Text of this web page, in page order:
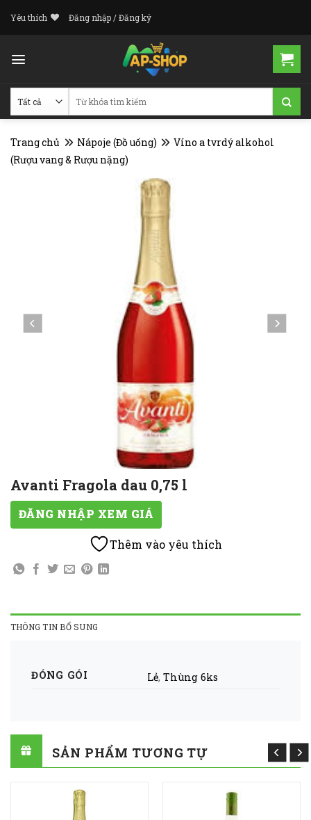
Yêu thích Đăng nhập / Đăng ký
Trang chủ Nápoje (Đồ uống)
Víno a tvrdý alkohol
(Rượu vang & Rượu nặng)
Avanti Fragola dau 0,75 l
ĐĂNG NHẬP XEM GIÁ
Thêm vào yêu thích
THÔNG TIN BỔ SUNG
ĐÓNG GÓI Lẻ,Thùng 6ks
SẢN PHẨM TƯƠNG TỰ